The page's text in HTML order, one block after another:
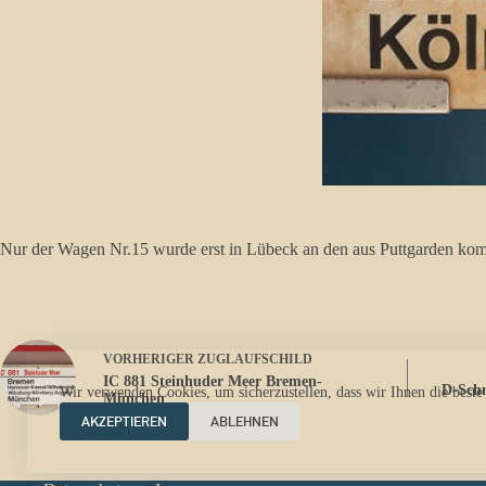
Wir verwenden Cookies, um sicherzustellen, dass wir Ihnen die
AKZEPTIEREN
ABLEHNEN
Nur der Wagen Nr.15 wurde erst in Lübeck an den aus Puttgarden
VORHERIGER ZUGLAUFSCHILD
IC 881 Steinhuder Meer Bremen-
München
D-